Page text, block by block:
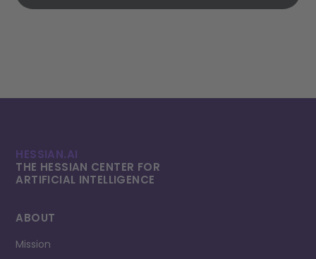
HESSIAN.AI
THE HESSIAN CENTER FOR
ARTIFICIAL INTELLI­GENCE
ABOUT
Mission